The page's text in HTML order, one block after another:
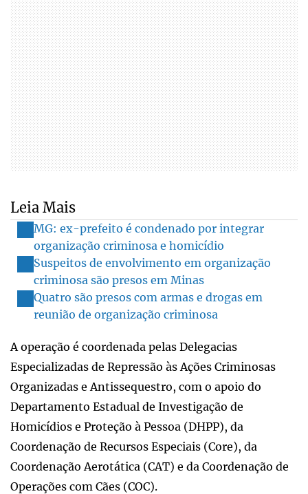
Leia Mais
MG: ex-prefeito é condenado por integrar
organização criminosa e homicídio
Suspeitos de envolvimento em organização
criminosa são presos em Minas
Quatro são presos com armas e drogas em
reunião de organização criminosa
A operação é coordenada pelas Delegacias
Especializadas de Repressão às Ações Criminosas
Organizadas e Antissequestro, com o apoio do
Departamento Estadual de Investigação de
Homicídios e Proteção à Pessoa (DHPP), da
Coordenação de Recursos Especiais (Core), da
Coordenação Aerotática (CAT) e da Coordenação de
Operações com Cães (COC).